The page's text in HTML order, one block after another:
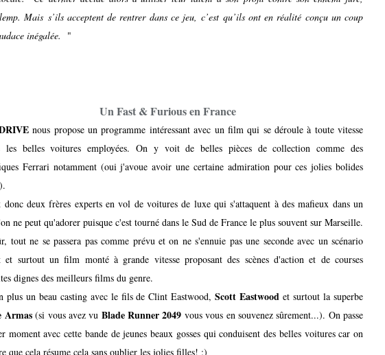
Mais s’ils acceptent de rentrer dans ce jeu, c’est qu’ils ont en réalité conçu un coup
inégalée. "
Un Fast & Furious en France
nous propose un programme intéressant avec un film qui se déroule à toute vitesse
les belles voitures employées. On y voit de belles pièces de collection comme des
Ferrari notamment (oui j'avoue avoir une certaine admiration pour ces jolies bolides
donc deux frères experts en vol de voitures de luxe qui s'attaquent à des mafieux dans un
ne peut qu'adorer puisque c'est tourné dans le Sud de France le plus souvent sur Marseille.
tout ne se passera pas comme prévu et on ne s'ennuie pas une seconde avec un scénario
et surtout un film monté à grande vitesse proposant des scènes d'action et de courses
dignes des meilleurs films du genre.
plus un beau casting avec le fils de Clint Eastwood,Scott Eastwood et surtout la superbe
Armas(si vous avez vu Blade Runner 2049 vous vous en souvenez sûrement...). On passe
moment avec cette bande de jeunes beaux gosses qui conduisent des belles voitures car on
que cela résume cela sans oublier les jolies filles! ;)